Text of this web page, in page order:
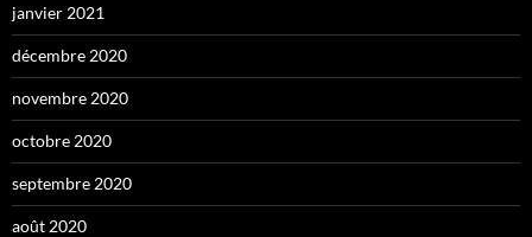
janvier 2021
décembre 2020
novembre 2020
octobre 2020
septembre 2020
août 2020